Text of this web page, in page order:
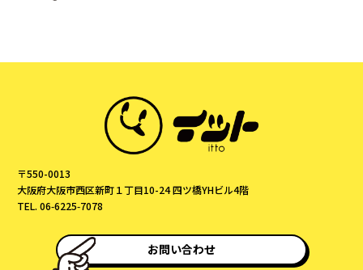
〒550-0013
大阪府大阪市西区新町１丁目10-24 四ツ橋YHビル4階
TEL. 06‑6225‑7078
お問い合わせ
© itto All Rights Reserved.